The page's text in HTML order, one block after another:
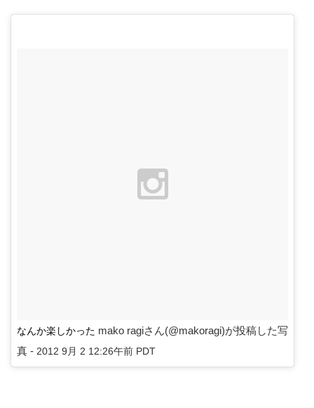
なんか楽しかった mako ragiさん(@makoragi)が投稿した写
真 - 2012 9月 2 12:26午前 PDT